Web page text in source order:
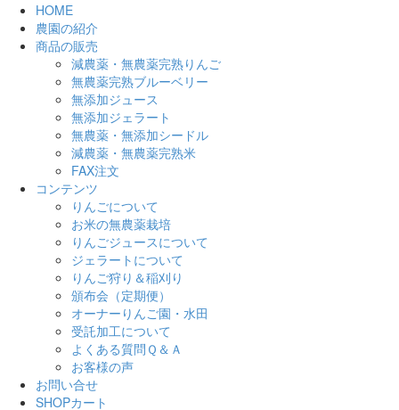
HOME
農園の紹介
商品の販売
減農薬・無農薬完熟りんご
無農薬完熟ブルーベリー
無添加ジュース
無添加ジェラート
無農薬・無添加シードル
減農薬・無農薬完熟米
FAX注文
コンテンツ
りんごについて
お米の無農薬栽培
りんごジュースについて
ジェラートについて
りんご狩り＆稲刈り
頒布会（定期便）
オーナーりんご園・水田
受託加工について
よくある質問Ｑ＆Ａ
お客様の声
お問い合せ
SHOPカート